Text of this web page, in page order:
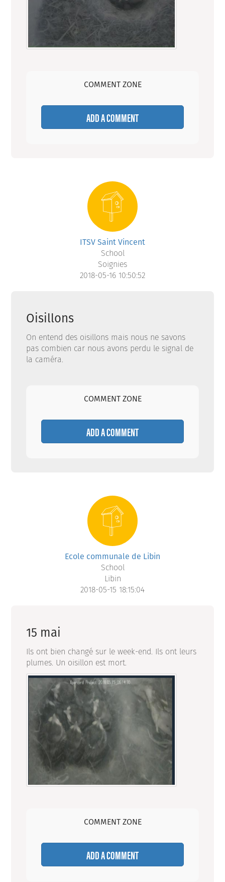
COMMENT ZONE
ADD A COMMENT
ITSV Saint Vincent
School
Soignies
2018-05-16 10:50:52
Oisillons
On entend des oisillons mais nous ne savons
pas combien car nous avons perdu le signal de
la caméra.
COMMENT ZONE
ADD A COMMENT
Ecole communale de Libin
School
Libin
2018-05-15 18:15:04
15 mai
Ils ont bien changé sur le week-end. Ils ont leurs
plumes. Un oisillon est mort.
COMMENT ZONE
ADD A COMMENT